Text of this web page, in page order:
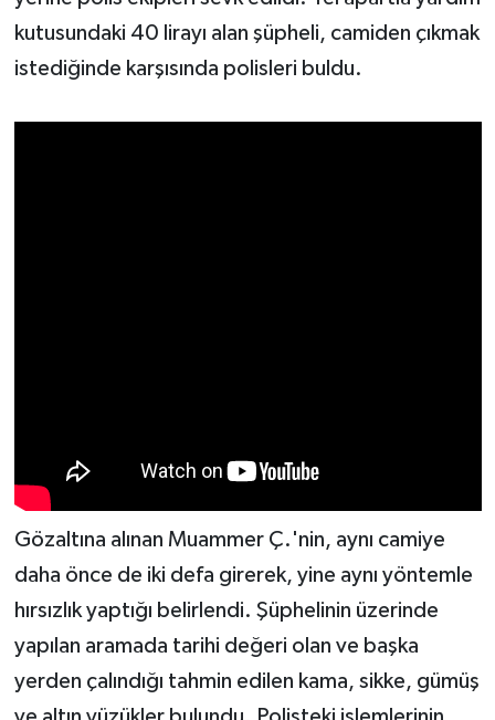
kutusundaki 40 lirayı alan şüpheli, camiden çıkmak
istediğinde karşısında polisleri buldu.
Gözaltına alınan Muammer Ç.'nin, aynı camiye
daha önce de iki defa girerek, yine aynı yöntemle
hırsızlık yaptığı belirlendi. Şüphelinin üzerinde
yapılan aramada tarihi değeri olan ve başka
yerden çalındığı tahmin edilen kama, sikke, gümüş